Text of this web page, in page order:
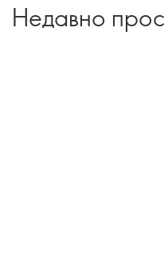
Недавно